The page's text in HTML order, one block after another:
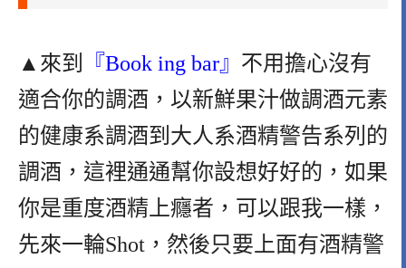
▲來到 『Book ing bar』 不用擔心沒有
適合你的調酒，以新鮮果汁做調酒元素
的健康系調酒到大人系酒精警告系列的
調酒，這裡通通幫你設想好好的，如果
你是重度酒精上癮者，可以跟我一樣，
先來一輪Shot，然後只要上面有酒精警